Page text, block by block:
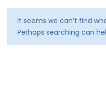
It seems we can’t find
Perhaps searching can